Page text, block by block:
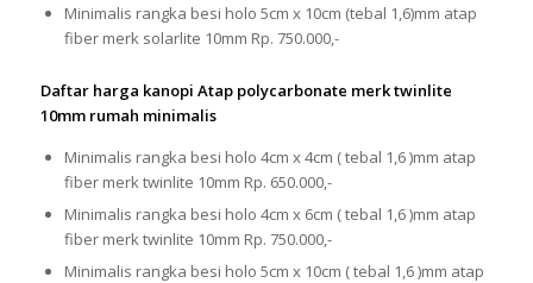
Minimalis rangka besi holo 5cm x 10cm (tebal 1,6)mm atap
fiber merk solarlite 10mm Rp. 750.000,-
Daftar harga kanopi Atap polycarbonate merk twinlite
10mm rumah minimalis
Minimalis rangka besi holo 4cm x 4cm ( tebal 1,6 )mm atap
fiber merk twinlite 10mm Rp. 650.000,-
Minimalis rangka besi holo 4cm x 6cm ( tebal 1,6 )mm atap
fiber merk twinlite 10mm Rp. 750.000,-
Minimalis rangka besi holo 5cm x 10cm ( tebal 1,6 )mm atap